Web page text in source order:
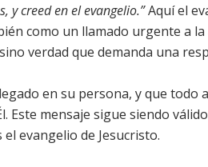
y creed en el evangelio.”Aquí el
como un llamado urgente a
verdad que demanda una
en su persona, y que todo
Este mensaje sigue siendo
evangelio de Jesucristo.